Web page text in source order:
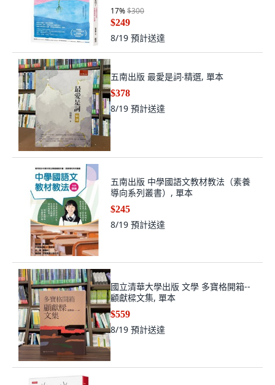
17%$300
$249
8/19 預計送達
五南出版 最愛是詞‧精選, 單本
$378
8/19 預計送達
五南出版 中學國語文教材教法（素養
導向系列叢書）, 單本
$245
8/19 預計送達
國立清華大學出版 文學 多寶格開箱--
顧獻樑文集, 單本
$559
8/19 預計送達